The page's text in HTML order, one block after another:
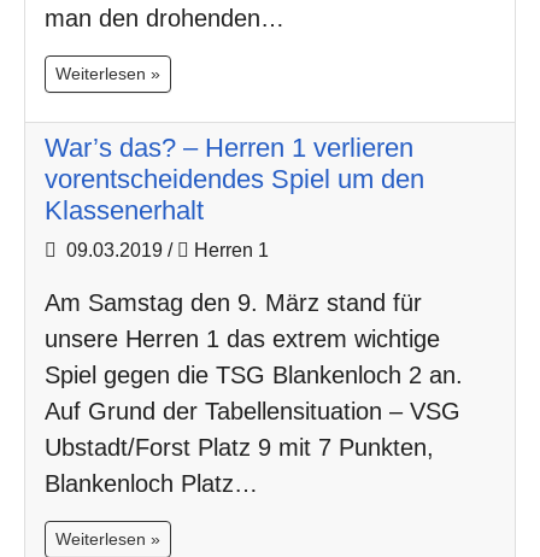
man den drohenden…
Weiterlesen »
War’s das? – Herren 1 verlieren
vorentscheidendes Spiel um den
Klassenerhalt
09.03.2019 / Herren 1
Am Samstag den 9. März stand für
unsere Herren 1 das extrem wichtige
Spiel gegen die TSG Blankenloch 2 an.
Auf Grund der Tabellensituation – VSG
Ubstadt/Forst Platz 9 mit 7 Punkten,
Blankenloch Platz…
Weiterlesen »